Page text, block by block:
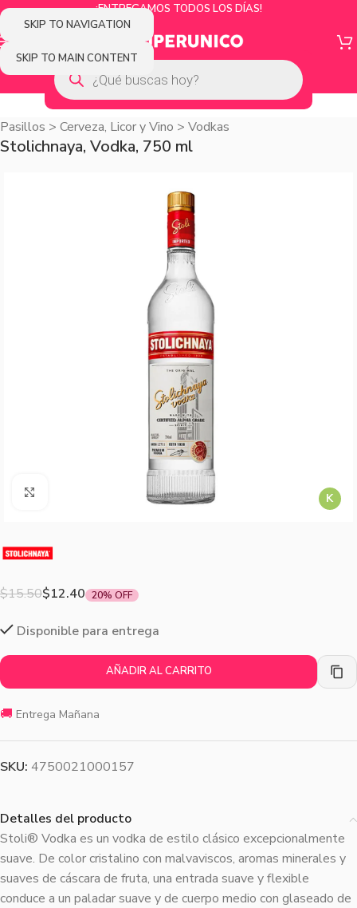
SKIP TO NAVIGATION
SKIP TO MAIN CONTENT
¡ENTREGAMOS TODOS LOS DÍAS!
Pasillos > Cerveza, Licor y Vino > Vodkas
Stolichnaya, Vodka, 750 ml
K
$15.50$12.40 20% OFF
Disponible para entrega
AÑADIR AL CARRITO
🚚 Entrega Mañana
SKU: 4750021000157
Detalles del producto
Stoli® Vodka es un vodka de estilo clásico excepcionalmente
suave. De color cristalino con malvaviscos, aromas minerales y
suaves de cáscara de fruta, una entrada suave y flexible
conduce a un paladar suave y de cuerpo medio con glaseado de